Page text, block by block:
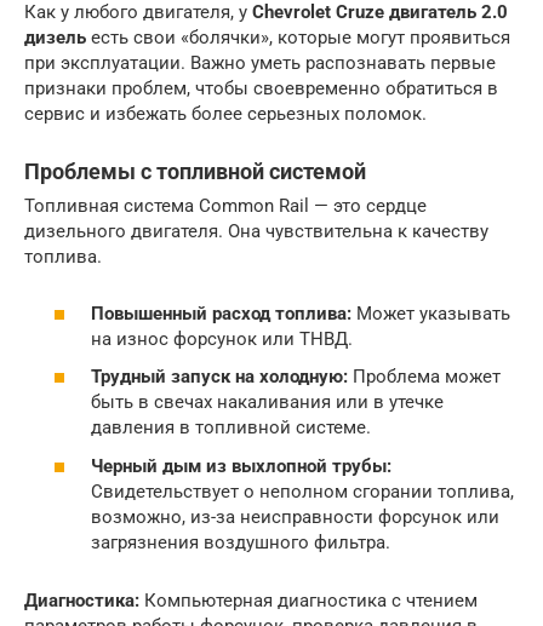
Как у любого двигателя, у Chevrolet Cruze двигатель 2.0
дизель есть свои «болячки», которые могут проявиться
при эксплуатации. Важно уметь распознавать первые
признаки проблем, чтобы своевременно обратиться в
сервис и избежать более серьезных поломок.
Проблемы с топливной системой
Топливная система Common Rail — это сердце
дизельного двигателя. Она чувствительна к качеству
топлива.
Повышенный расход топлива: Может указывать
на износ форсунок или ТНВД.
Трудный запуск на холодную: Проблема может
быть в свечах накаливания или в утечке
давления в топливной системе.
Черный дым из выхлопной трубы:
Свидетельствует о неполном сгорании топлива,
возможно, из-за неисправности форсунок или
загрязнения воздушного фильтра.
Диагностика: Компьютерная диагностика с чтением